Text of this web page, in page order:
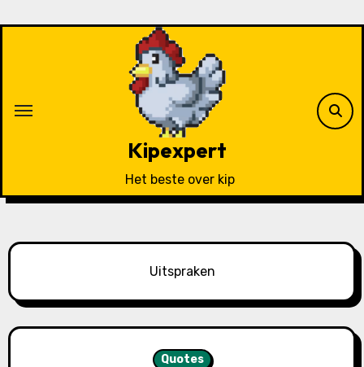
Kipexpert
Het beste over kip
Uitspraken
Quotes